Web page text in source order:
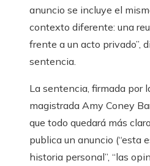
anuncio se incluye el
contexto diferente: una
frente a un acto privado”,
sentencia.
La sentencia, firmada por
magistrada Amy Coney
que todo quedará más
publica un anuncio (“esta
historia personal”, “las